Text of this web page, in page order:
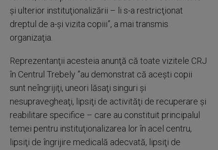
şi ulterior instituţionalizării – li s-a restricţionat
dreptul de a-şi vizita copiii”, a mai transmis
organizaţia.
Reprezentanţii acesteia anunţă că toate vizitele CRJ
în Centrul Trebely ”au demonstrat că aceşti copii
sunt neîngrijiţi, uneori lăsaţi singuri şi
nesupravegheaţi, lipsiţi de activităţi de recuperare şi
reabilitare specifice – care au constituit principalul
temei pentru instituţionalizarea lor în acel centru,
lipsiţi de îngrijire medicală adecvată, lipsiţi de